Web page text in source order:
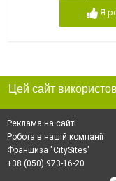
Я
Реклама на сайті
Робота в нашій компанії
Франшиза "CitySites"
+38 (050) 973-16-20